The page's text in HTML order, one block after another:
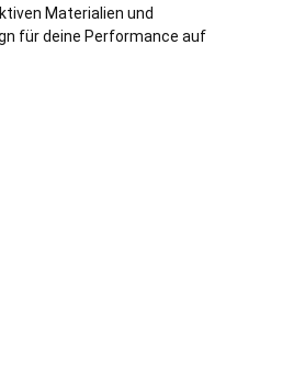
Materialien und
für deine Performance auf